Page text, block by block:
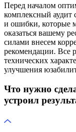
Перед началом
комплексный аудит
и ошибки, которые
оказаться вашему
силами внесем
рекомендации. Все
технических
улучшения
Что нужно
устроил